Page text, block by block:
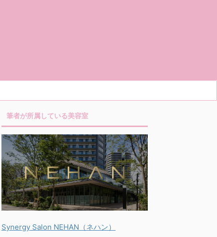
筆者が所属している美容室
Synergy Salon NEHAN（ネハン）